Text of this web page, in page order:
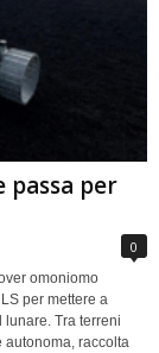
passa per
0
omoniomo
per mettere a
Tra terreni
raccolta